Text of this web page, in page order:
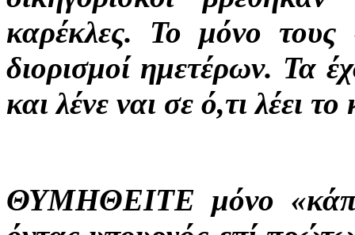
καρέκλες. Το μόνο τους
διορισμοί ημετέρων. Τα
και λένε ναι σε ό,τι λέει
ΘΥΜΗΘΕΙΤΕ μόνο